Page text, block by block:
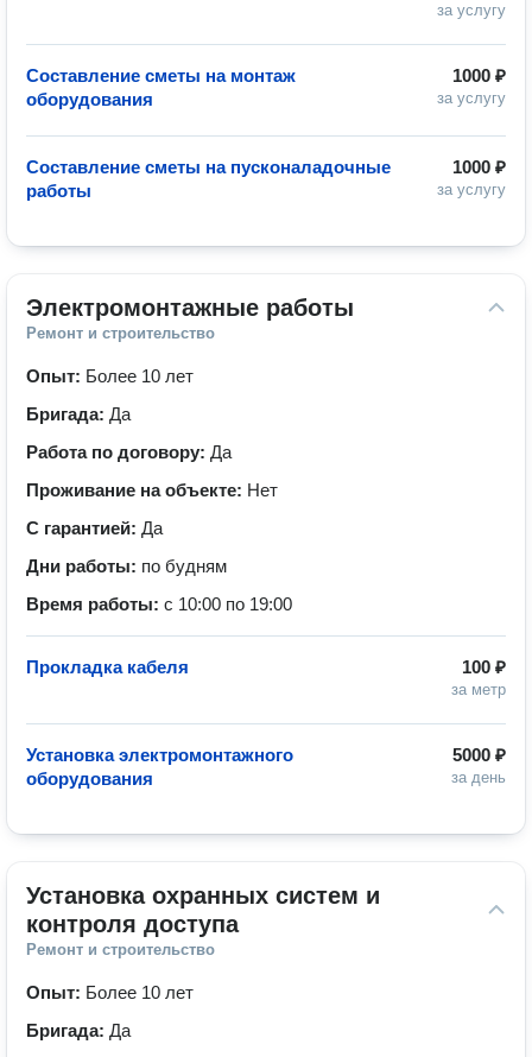
за услугу
1000 ₽
за услугу
Составление сметы на монтаж
оборудования
1000 ₽
за услугу
Составление сметы на пусконаладочные
работы
Электромонтажные работы
Ремонт и строительство
Опыт: Более 10 лет
Бригада: Да
Работа по договору: Да
Проживание на объекте: Нет
С гарантией: Да
Дни работы: по будням
Время работы: с 10:00 по 19:00
100 ₽
за метр
Прокладка кабеля
5000 ₽
за день
Установка электромонтажного
оборудования
Установка охранных систем и
контроля доступа
Ремонт и строительство
Опыт: Более 10 лет
Бригада: Да